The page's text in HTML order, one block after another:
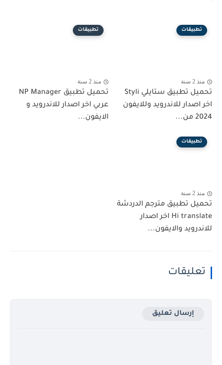
تطبيقات
منذ 2 سنة
تحميل تطبيق ستايلي Styli
اخر اصدار للاندرويد وللايفون
2024 من...
تطبيقات
منذ 2 سنة
تحميل تطبيق NP Manager
عربي اخر اصدار للاندرويد و
الايفون...
تطبيقات
منذ 2 سنة
تحميل تطبيق مترجم الدردشة
Hi translate اخر اصدار
للاندرويد والايفون...
تعليقات
إرسال تعليق